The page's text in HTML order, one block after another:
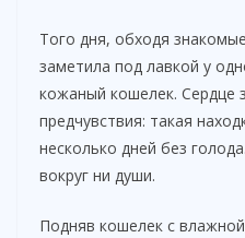
Того дня, обходя
заметила под лавкой у
кожаный кошелек. Сердце
предчувствия: такая
несколько дней без
вокруг ни души.
Подняв кошелек с